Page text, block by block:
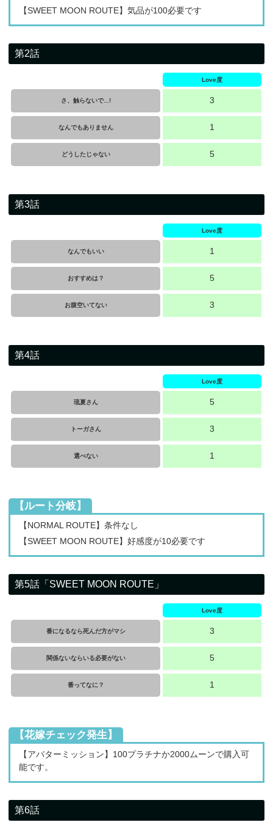
【SWEET MOON ROUTE】気品が100必要です
第2話
Love度
さ、触らないで...! 3
なんでもありません 1
どうしたじゃない 5
第3話
Love度
なんでもいい 1
おすすめは？ 5
お腹空いてない 3
第4話
Love度
琉夏さん 5
トーガさん 3
選べない 1
【ルート分岐】
【NORMAL ROUTE】条件なし
【SWEET MOON ROUTE】好感度が10必要です
第5話「SWEET MOON ROUTE」
Love度
番になるなら死んだ方がマシ 3
関係ないならいる必要がない 5
番ってなに？ 1
【花嫁チェック発生】
【アバターミッション】100プラチナか2000ムーンで購入可
能です。
第6話